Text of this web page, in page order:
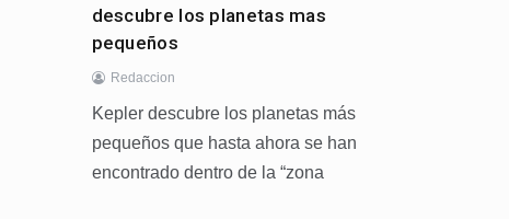
descubre los planetas mas
pequeños
Redaccion
Kepler descubre los planetas más
pequeños que hasta ahora se han
encontrado dentro de la “zona